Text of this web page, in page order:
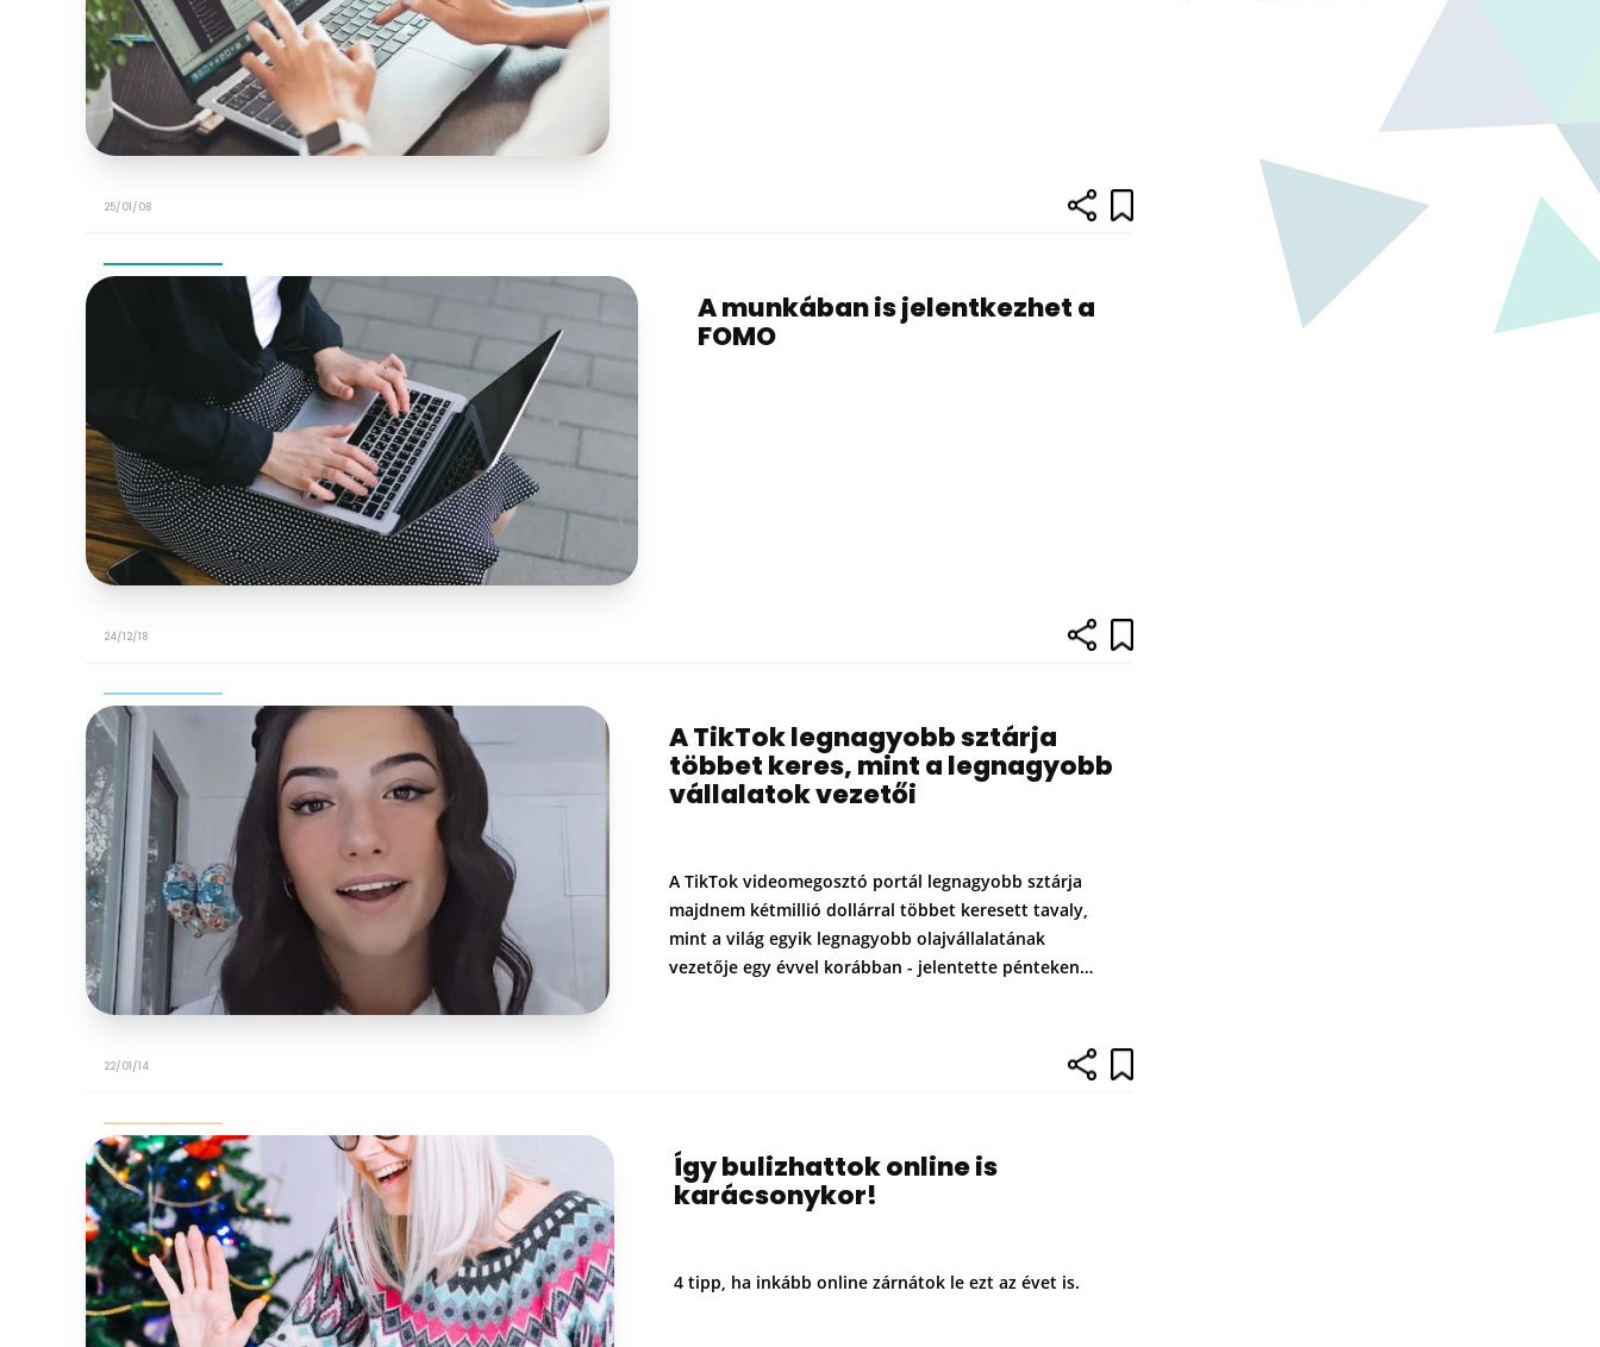
25/01/08
A munkában is jelentkezhet a
FOMO
24/12/18
A TikTok legnagyobb sztárja
többet keres, mint a legnagyobb
vállalatok vezetői
A TikTok videomegosztó portál legnagyobb sztárja
majdnem kétmillió dollárral többet keresett tavaly,
mint a világ egyik legnagyobb olajvállalatának
vezetője egy évvel korábban - jelentette pénteken…
22/01/14
Így bulizhattok online is
karácsonykor!
4 tipp, ha inkább online zárnátok le ezt az évet is.